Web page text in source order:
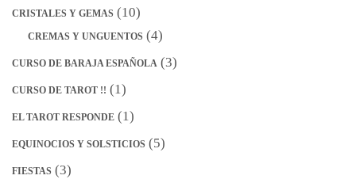
CRISTALES Y GEMAS (10)
CREMAS Y UNGUENTOS (4)
CURSO DE BARAJA ESPAÑOLA (3)
CURSO DE TAROT !! (1)
EL TAROT RESPONDE (1)
EQUINOCIOS Y SOLSTICIOS (5)
FIESTAS (3)